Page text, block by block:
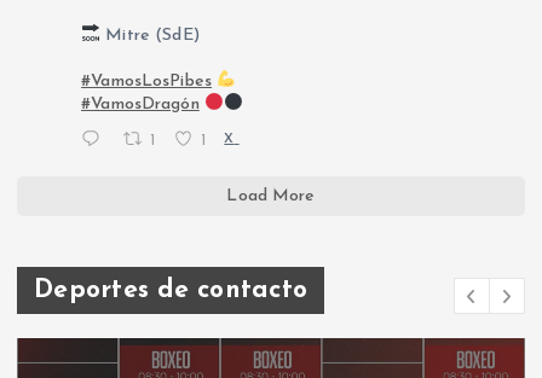
Mitre (SdE)
#VamosLosPibes
#VamosDragón
1 1 X
Load More
Deportes de contacto